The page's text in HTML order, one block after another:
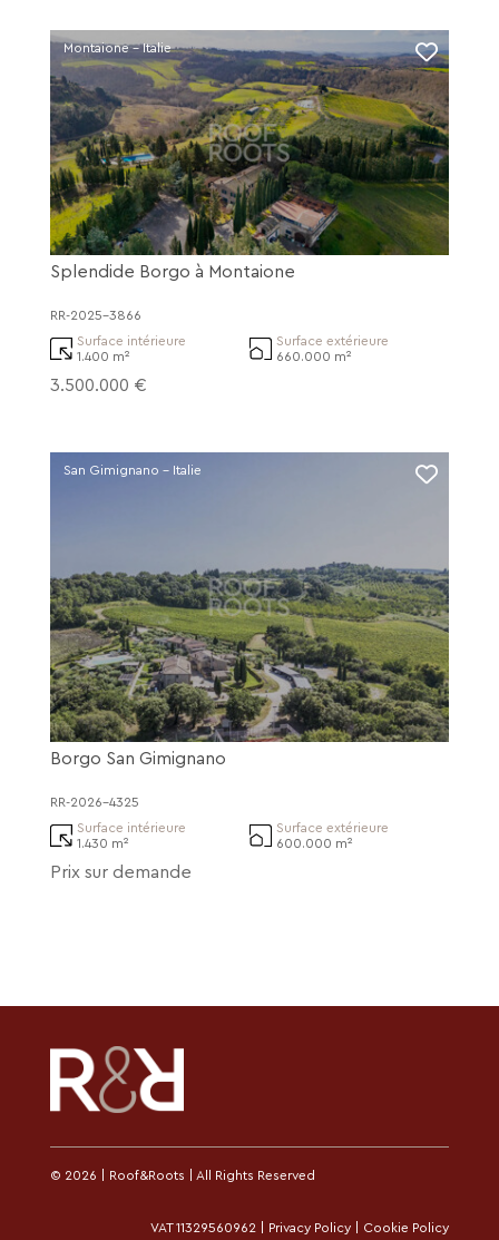
Montaione - Italie
Splendide Borgo à Montaione
RR-2025-3866
Surface intérieure
1.400 m²
Surface extérieure
660.000 m²
3.500.000 €
San Gimignano - Italie
Borgo San Gimignano
RR-2026-4325
Surface intérieure
1.430 m²
Surface extérieure
600.000 m²
Prix sur demande
© 2026 | Roof&Roots | All Rights Reserved
VAT 11329560962 | Privacy Policy Cookie Policy